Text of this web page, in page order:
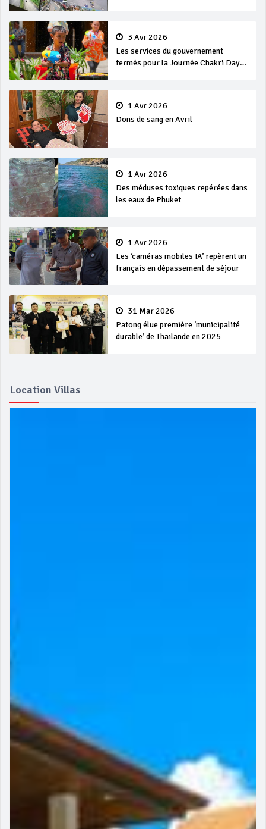
3 Avr 2026
Les services du gouvernement
fermés pour la Journée Chakri Day
1 Avr 2026
Dons de sang en Avril
1 Avr 2026
Des méduses toxiques repérées dans
les eaux de Phuket
1 Avr 2026
Les ‘caméras mobiles IA’ repèrent un
français en dépassement de séjour
31 Mar 2026
Patong élue première ‘municipalité
durable’ de Thaïlande en 2025
Location Villas